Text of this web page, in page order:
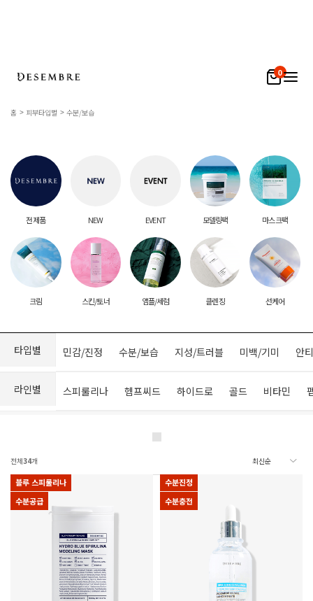
0
홈 피부타입별 수분/보습
전 제품 NEW EVENT 모델링팩 마스크팩
크림 스킨/토너 앰플/세럼 클렌징 선케어
타입별 민감/진정 수분/보습 지성/트러블 미백/기미 안
라인별 스피룰리나 헴프씨드 하이드로 골드 비타민
전체34개
블루 스피룰리나
수분공급
수분진정
수분충전